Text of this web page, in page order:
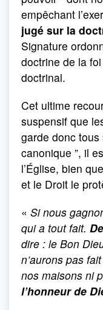
empêchant
jugé sur la
Signature
doctrine de la
doctrinal.
Cet ultime
suspensif que
garde donc tous
canonique ”, il
l’Église, bien
et le Droit le
« Si nous
qui a tout fait.
dire : le Bon
n’aurons pas
nos maisons ni
l’honneur de